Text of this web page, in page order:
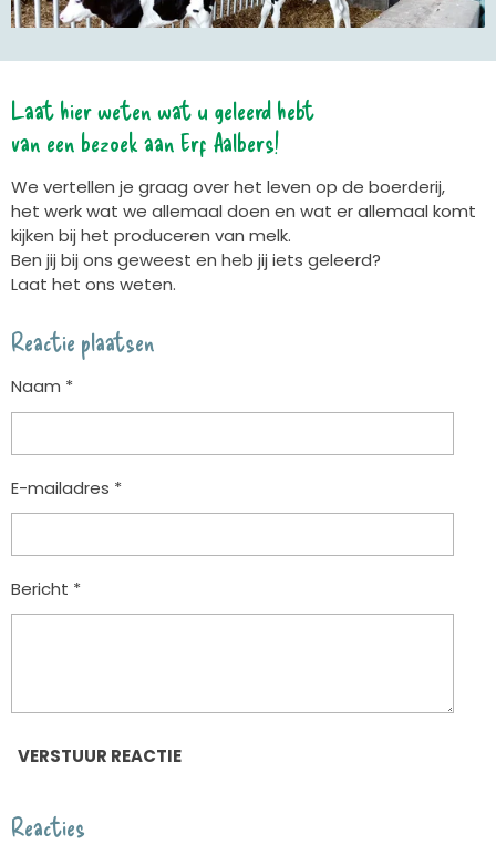
Laat hier weten wat u geleerd hebt
van een bezoek aan Erf Aalbers!
We vertellen je graag over het leven op de boerderij,
het werk wat we allemaal doen en wat er allemaal komt
kijken bij het produceren van melk.
Ben jij bij ons geweest en heb jij iets geleerd?
Laat het ons weten.
Reactie plaatsen
Naam *
E-mailadres *
Bericht *
VERSTUUR REACTIE
Reacties